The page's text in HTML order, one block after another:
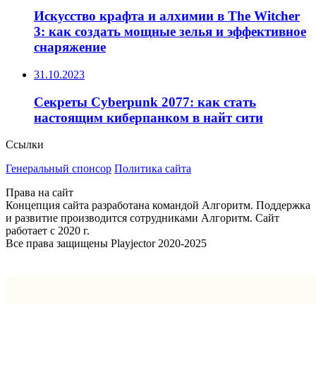
Искусство крафта и алхимии в The Witcher
3: как создать мощные зелья и эффективное
снаряжение
31.10.2023
Секреты Cyberpunk 2077: как стать
настоящим киберпанком в найт сити
Ссылки
Генеральный спонсор Политика сайта
Права на сайт
Концепция сайта разработана командой Алгоритм. Поддержка
и развитие производится сотрудниками Алгоритм. Сайт
работает с 2020 г.
Все права защищены Playjector 2020-2025